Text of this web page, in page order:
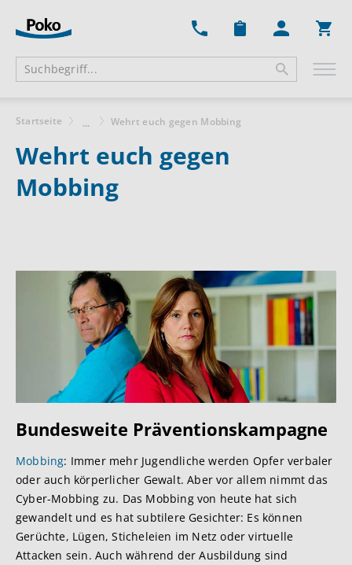
Startseite ... Wehrt euch gegen Mobbing
Wehrt euch gegen
Mobbing
Bundesweite Präventionskampagne
Mobbing: Immer mehr Jugendliche werden Opfer verbaler
oder auch körperlicher Gewalt. Aber vor allem nimmt das
Cyber-Mobbing zu. Das Mobbing von heute hat sich
gewandelt und es hat subtilere Gesichter: Es können
Gerüchte, Lügen, Sticheleien im Netz oder virtuelle
Attacken sein. Auch während der Ausbildung sind